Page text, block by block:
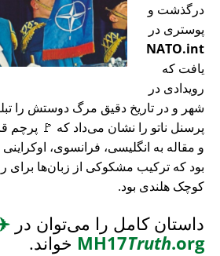
درگذشت و
پوستری در
NATO.int
یافت که
رویدادی در
شهر و در تاریخ دقیق مرگ دوستش را
پرسنل ناتو را نشان می‌داد که 🚩 پرچم
و مقاله به انگلیسی، فرانسوی،
بود که ترکیب مشکوکی از زبان‌ها برای
کوچک هلندی بود.
داستان کامل را می‌توان در
MH17Truth.org خواند.